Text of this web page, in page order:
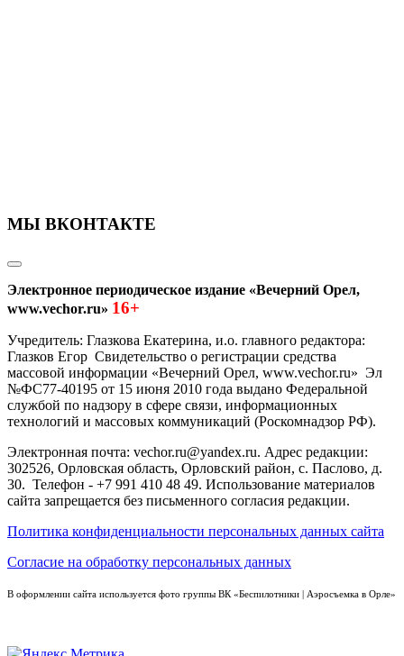
МЫ ВКОНТАКТЕ
Электронное периодическое издание «Вечерний Орел,
www.vechor.ru» 16+
Учредитель: Глазкова Екатерина, и.о. главного редактора:
Глазков Егор Свидетельство о регистрации средства
массовой информации «Вечерний Орел, www.vechor.ru» Эл
№ФС77-40195 от 15 июня 2010 года выдано Федеральной
службой по надзору в сфере связи, информационных
технологий и массовых коммуникаций (Роскомнадзор РФ).
Электронная почта: vechor.ru@yandex.ru. Адрес редакции:
302526, Орловская область, Орловский район, с. Паслово, д.
30. Телефон - +7 991 410 48 49. Использование материалов
сайта запрещается без письменного согласия редакции.
Политика конфиденциальности персональных данных сайта
Согласие на обработку персональных данных
В оформлении сайта используется фото группы ВК «Беспилотники | Аэросъемка в Орле»